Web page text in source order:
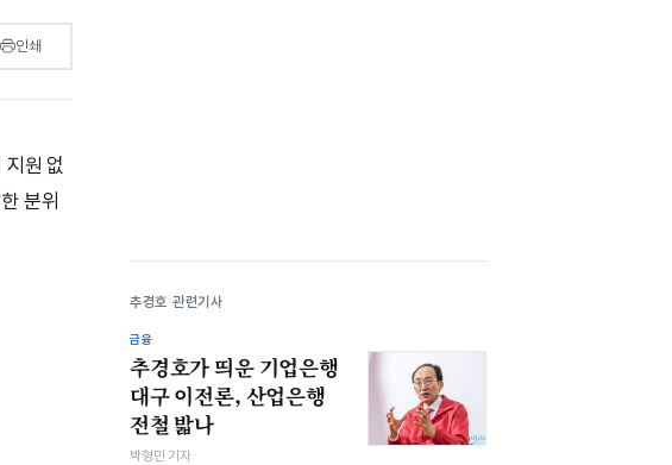
인쇄
원 없
분위
추경호 관련기사
금융
추경호가 띄운 기업은행
대구 이전론, 산업은행
전철 밟나
박형민 기자